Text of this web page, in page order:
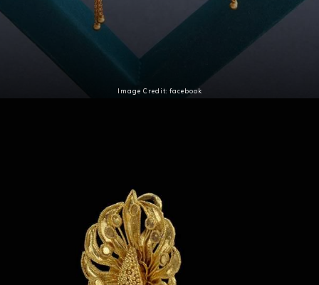
Image Credit: facebook